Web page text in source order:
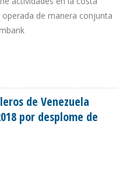
de manera conjunta
de Venezuela
por desplome de